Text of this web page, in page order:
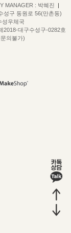
MANAGER : 박혜진
|
성구 동원로 56(만촌동)
성우체국
2018-대구수성구-0282호
의불가)